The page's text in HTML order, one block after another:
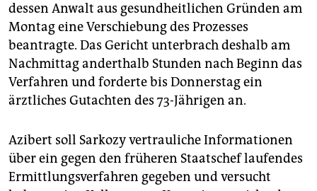
dessen Anwalt aus gesundheitlichen Gründen am
Montag eine Verschiebung des Prozesses
beantragte. Das Gericht unterbrach deshalb am
Nachmittag anderthalb Stunden nach Beginn das
Verfahren und forderte bis Donnerstag ein
ärztliches Gutachten des 73-Jährigen an.
Azibert soll Sarkozy vertrauliche Informationen
über ein gegen den früheren Staatschef laufendes
Ermittlungsverfahren gegeben und versucht